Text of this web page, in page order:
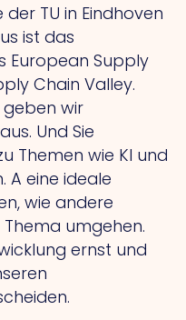
TU in Eindhoven
ist das
European Supply
Chain Valley.
geben wir
Und Sie
Themen wie KI und
A eine ideale
wie andere
umgehen.
ernst und